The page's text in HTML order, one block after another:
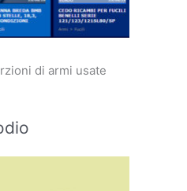
di armi usate